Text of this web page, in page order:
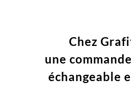
Chez
une commande
échangeable